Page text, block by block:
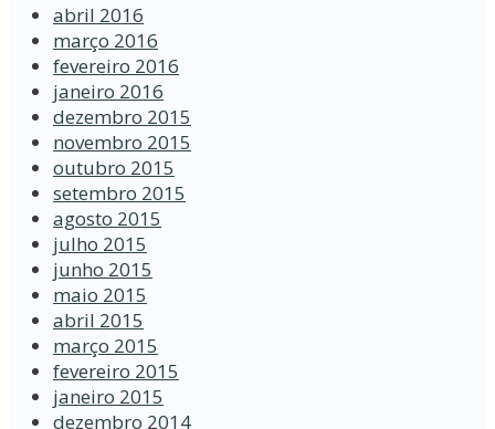
abril 2016
março 2016
fevereiro 2016
janeiro 2016
dezembro 2015
novembro 2015
outubro 2015
setembro 2015
agosto 2015
julho 2015
junho 2015
maio 2015
abril 2015
março 2015
fevereiro 2015
janeiro 2015
dezembro 2014